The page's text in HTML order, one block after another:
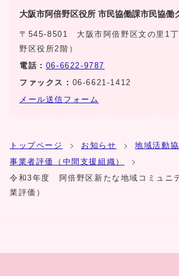
大阪市阿倍野区役所 市民協働課市民協働
〒545-8501 大阪市阿倍野区文の里1
野区役所2階）
電話： 06-6622-9787
ファックス： 06-6621-1412
メール送信フォーム
トップページ お知らせ
地域活動
事業者評価（中間支援組織）
令和3年度 阿倍野区新たな地域コミュニ
業評価）